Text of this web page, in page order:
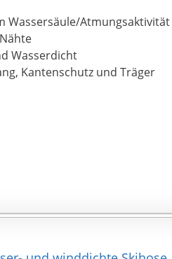
Wassersäule/Atmungsaktivität
Wasserdicht
Kantenschutz und Träger